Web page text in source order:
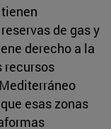
de gas y
derecho a la
recursos
esas zonas